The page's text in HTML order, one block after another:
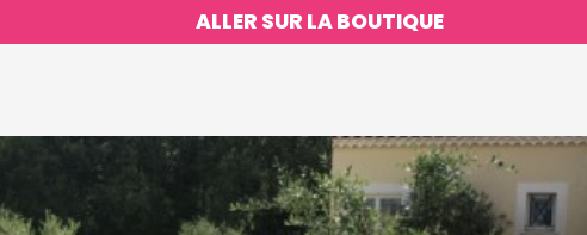
ALLER SUR LA BOUTIQUE